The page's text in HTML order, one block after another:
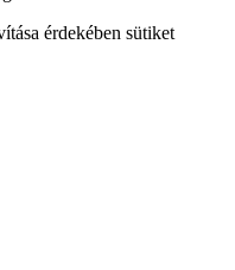
érdekében sütiket